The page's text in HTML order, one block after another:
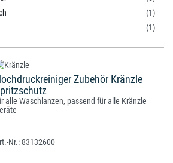
(1)
(1)
Zubehör Kränzle
alle Waschlanzen, passend für alle Kränzle
83132600